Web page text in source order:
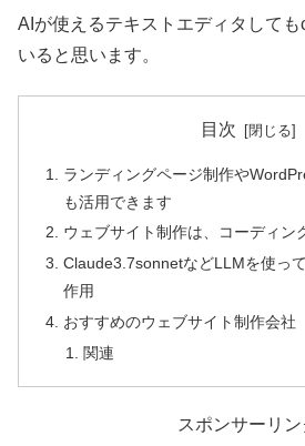
AIが使えるテキストエディタして
いると思います。
目次
ランディングページ制作や
も活用できます
ウェブサイト制作は、コーディン
Claude3.7sonnetなどLLMを使っ
作用
おすすめのウェブサイト制作会社
関連
スポンサーリン